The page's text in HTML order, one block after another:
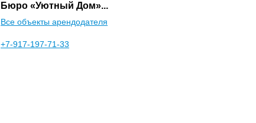
Бюро «Уютный Дом»...
Все объекты арендодателя
+7-917-197-71-33